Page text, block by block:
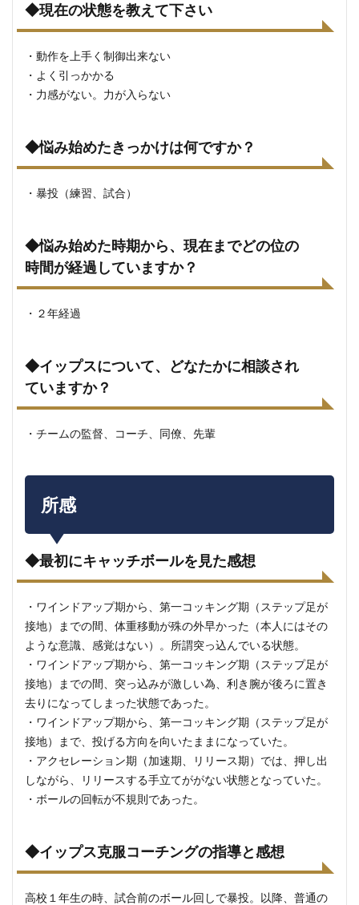
◆現在の状態を教えて下さい
・動作を上手く制御出来ない
・よく引っかかる
・力感がない。力が入らない
◆悩み始めたきっかけは何ですか？
・暴投（練習、試合）
◆悩み始めた時期から、現在までどの位の
時間が経過していますか？
・２年経過
◆イップスについて、どなたかに相談され
ていますか？
・チームの監督、コーチ、同僚、先輩
所感
◆最初にキャッチボールを見た感想
・ワインドアップ期から、第一コッキング期（ステップ足が
接地）までの間、体重移動が殊の外早かった（本人にはその
ような意識、感覚はない）。所謂突っ込んでいる状態。
・ワインドアップ期から、第一コッキング期（ステップ足が
接地）までの間、突っ込みが激しい為、利き腕が後ろに置き
去りになってしまった状態であった。
・ワインドアップ期から、第一コッキング期（ステップ足が
接地）まで、投げる方向を向いたままになっていた。
・アクセレーション期（加速期、リリース期）では、押し出
しながら、リリースする手立てががない状態となっていた。
・ボールの回転が不規則であった。
◆イップス克服コーチングの指導と感想
高校１年生の時、試合前のボール回しで暴投。以降、普通の